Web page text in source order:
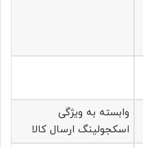
وابسته به ویژگی
اسکجولینگ ارسال کالا